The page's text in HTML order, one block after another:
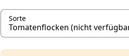
Sorte